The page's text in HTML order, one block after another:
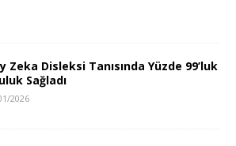
Zeka Disleksi Tanısında Yüzde 99’luk
Sağladı
2026